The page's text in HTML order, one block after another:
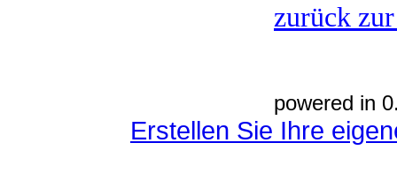
zurück
powered in
Erstellen Sie Ihre